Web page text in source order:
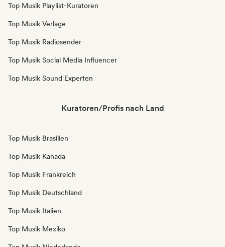
Top Musik Playlist-Kuratoren
Top Musik Verlage
Top Musik Radiosender
Top Musik Social Media Influencer
Top Musik Sound Experten
Kuratoren/Profis nach Land
Top Musik Brasilien
Top Musik Kanada
Top Musik Frankreich
Top Musik Deutschland
Top Musik Italien
Top Musik Mexiko